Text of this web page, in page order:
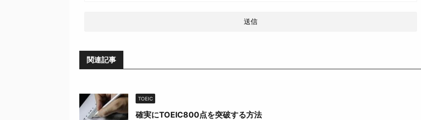
関連記事
TOEIC
確実にTOEIC800点を突破する方法